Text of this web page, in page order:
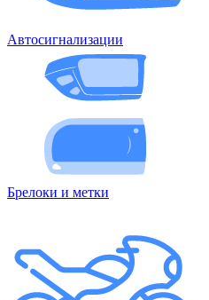
Автосигнализации
Брелоки и метки